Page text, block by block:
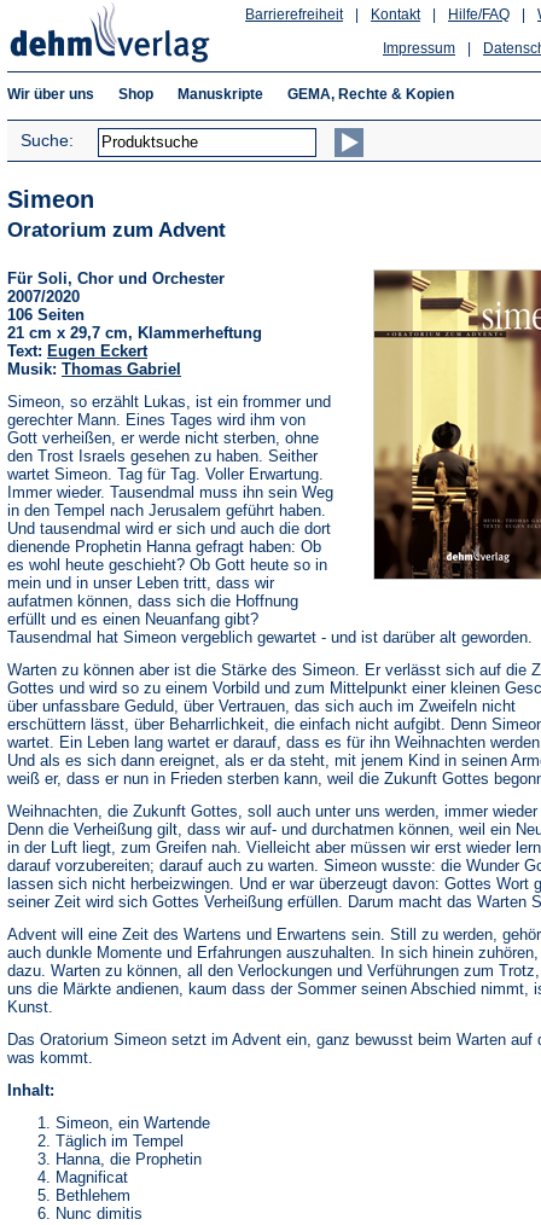
Hilfe/FAQ
Kontakt
Barrierefreiheit
Impressum
Wir über uns Shop Manuskripte GEMA, Rechte & Kopien
Suche:
Simeon
Oratorium zum Advent
Für Soli, Chor und Orchester
2007/2020
106 Seiten
21 cm x 29,7 cm, Klammerheftung
Text: Eugen Eckert
Musik: Thomas Gabriel
Simeon, so erzählt Lukas, ist ein frommer und
gerechter Mann. Eines Tages wird ihm von
Gott verheißen, er werde nicht sterben, ohne
den Trost Israels gesehen zu haben. Seither
wartet Simeon. Tag für Tag. Voller Erwartung.
Immer wieder. Tausendmal muss ihn sein Weg
in den Tempel nach Jerusalem geführt haben.
Und tausendmal wird er sich und auch die dort
dienende Prophetin Hanna gefragt haben: Ob
es wohl heute geschieht? Ob Gott heute so in
mein und in unser Leben tritt, dass wir
aufatmen können, dass sich die Hoffnung
erfüllt und es einen Neuanfang gibt?
Tausendmal hat Simeon vergeblich gewartet - und ist darüber alt geworden.
Warten zu können aber ist die Stärke des Simeon. Er verlässt sich auf die
Gottes und wird so zu einem Vorbild und zum Mittelpunkt einer kleinen
über unfassbare Geduld, über Vertrauen, das sich auch im Zweifeln nicht
erschüttern lässt, über Beharrlichkeit, die einfach nicht aufgibt. Denn
wartet. Ein Leben lang wartet er darauf, dass es für ihn Weihnachten
Und als es sich dann ereignet, als er da steht, mit jenem Kind in seinen
weiß er, dass er nun in Frieden sterben kann, weil die Zukunft Gottes
Weihnachten, die Zukunft Gottes, soll auch unter uns werden, immer wieder
Denn die Verheißung gilt, dass wir auf- und durchatmen können, weil ein
in der Luft liegt, zum Greifen nah. Vielleicht aber müssen wir erst wieder
darauf vorzubereiten; darauf auch zu warten. Simeon wusste: die Wunder
lassen sich nicht herbeizwingen. Und er war überzeugt davon: Gottes Wort
seiner Zeit wird sich Gottes Verheißung erfüllen. Darum macht das Warten
Advent will eine Zeit des Wartens und Erwartens sein. Still zu werden,
auch dunkle Momente und Erfahrungen auszuhalten. In sich hinein
dazu. Warten zu können, all den Verlockungen und Verführungen zum
uns die Märkte andienen, kaum dass der Sommer seinen Abschied nimmt,
Kunst.
Das Oratorium Simeon setzt im Advent ein, ganz bewusst beim Warten auf
was kommt.
Inhalt:
Simeon, ein Wartende
Täglich im Tempel
Hanna, die Prophetin
Magnificat
Bethlehem
Nunc dimitis